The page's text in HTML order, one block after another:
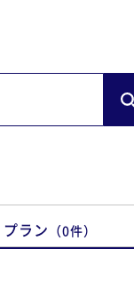
プラン （0件）